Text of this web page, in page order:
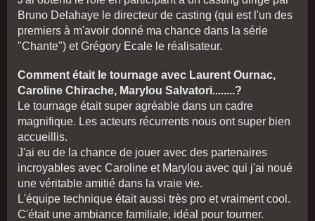
Bruno Delahaye le directeur de casting (qui est l'un des
premiers à m'avoir donné ma chance dans la série
"Chante") et Grégory Ecale le réalisateur.
Comment était le tournage avec Laurent Ournac,
Caroline Chirache, Marylou Salvatori........?
Le tournage était super agréable dans un cadre
magnifique. Les acteurs récurrents nous ont super bien
accueillis.
J'ai eu de la chance de jouer avec des partenaires
incroyables avec Caroline et Marylou avec qui j'ai noué
une véritable amitié dans la vraie vie.
L'équipe technique était aussi très pro et vraiment cool.
C'était une ambiance familiale, idéal pour tourner.